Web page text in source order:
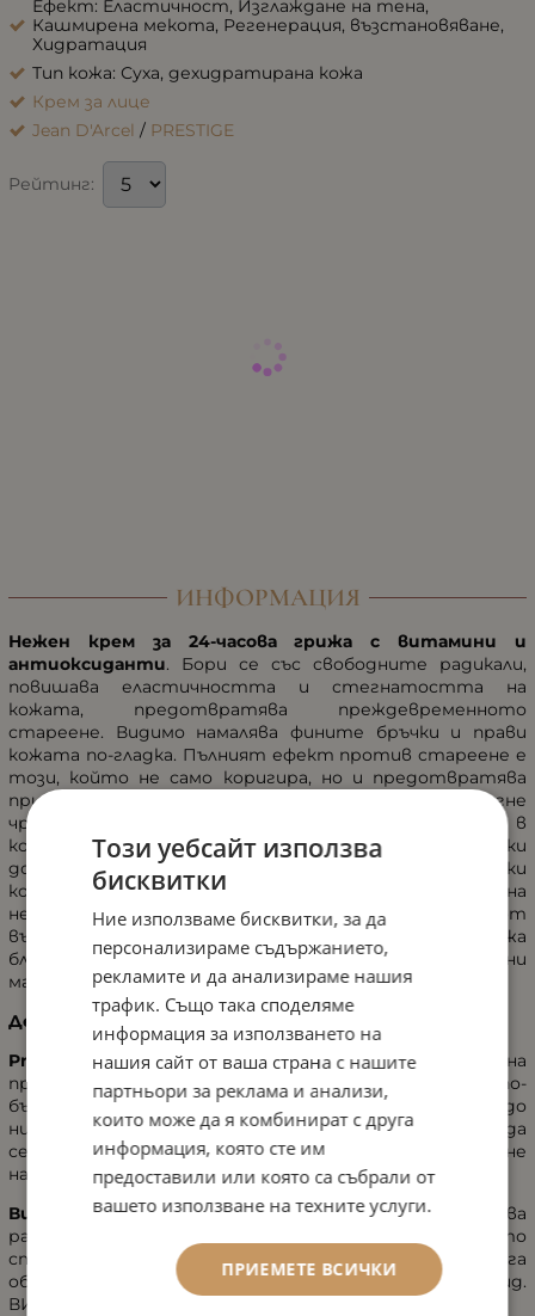
Ефект: Еластичност, Изглаждане на тена,
Кашмирена мекота, Регенерация, възстановяване,
Хидратация
Тип кожа: Суха, дехидратирана кожа
Крем за лице
Jean D'Arcel / PRESTIGE
Рейтинг:
ИНФОРМАЦИЯ
Нежен крем за 24-часова грижа с витамини и
антиоксиданти. Бори се със свободните радикали,
повишава еластичността и стегнатостта на
кожата, предотвратява преждевременното
стареене. Видимо намалява фините бръчки и прави
кожата по-гладка. Пълният ефект против стареене е
този, който не само коригира, но и предотвратява
признаците на стареене, което може да се постигне
чрез намаляване на синтеза на протеина прогерин в
кожата. Висококачествените хидратиращи съставки
допълнително подхранват кожата, укрепвайки
контура на лицето. Спомага за неутрализиране на
негативните ефекти от умора, замърсяване от
външната среда, студ и стрес. Идеален за суха кожа
благодарение на липидите от ценни растителни
масла.
Действие на активните съставки:
Pre-Age Complexинхибира производството на
протеина прогерин, който кара кожата да старее по-
бързо. Ако производството на прогерин се върне до
нивото на младите кожни клетки, младостта може да
се запази за по-дълго и преждевременното стареене
на кожата да се забави.
Витамин C + A + E комплекс- ВИТАМИН С - осигурява
равномерен тен и се бори с преждевременното
стареене на кожата. ВИТАМИН А - подпомага
обновяването на кожата и подобрява нейния вид.
ВИТАМИН Е - защитава кожата и изравнява тена.
Този уебсайт използва
бисквитки
Ние използваме бисквитки, за да
персонализираме съдържанието,
рекламите и да анализираме нашия
трафик. Също така споделяме
информация за използването на
нашия сайт от ваша страна с нашите
партньори за реклама и анализи,
които може да я комбинират с друга
информация, която сте им
предоставили или която са събрали от
вашето използване на техните услуги.
ПРИЕМЕТЕ ВСИЧКИ